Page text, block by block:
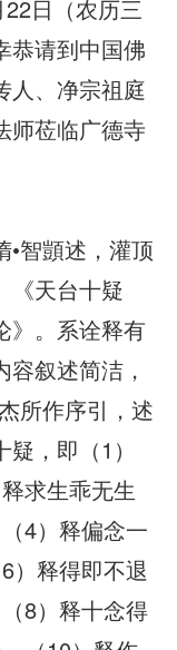
日（农历三
恭请到中国佛
人、净宗祖庭
师莅临广德寺
智顗述，灌顶
《天台十疑
》。系诠释有
叙述简洁，
所作序引，述
，即（1）
求生乖无生
4）释偏念一
）释得即不退
8）释十念得